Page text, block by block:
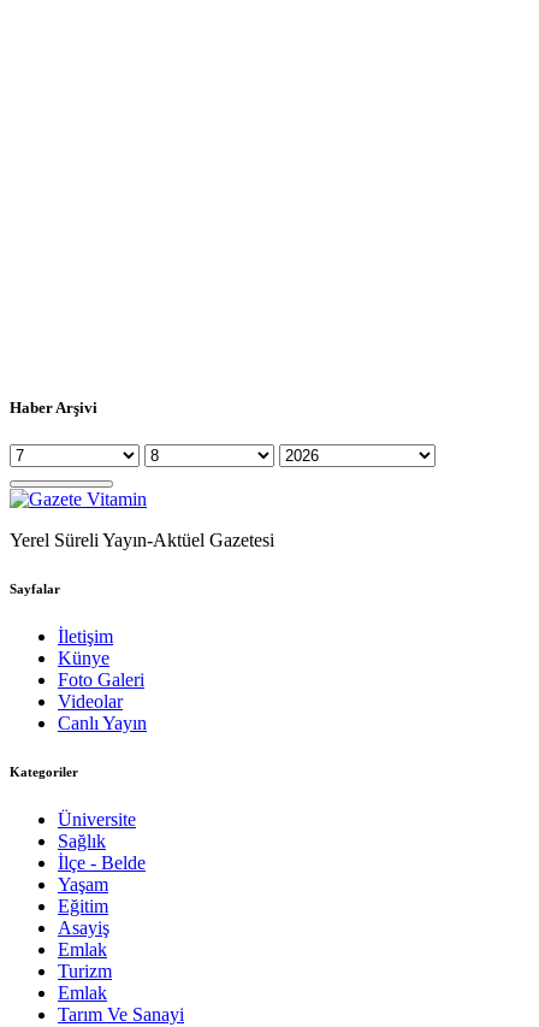
Haber Arşivi
Yerel Süreli Yayın-Aktüel Gazetesi
Sayfalar
İletişim
Künye
Foto Galeri
Videolar
Canlı Yayın
Kategoriler
Üniversite
Sağlık
İlçe - Belde
Yaşam
Eğitim
Asayiş
Emlak
Turizm
Emlak
Tarım Ve Sanayi